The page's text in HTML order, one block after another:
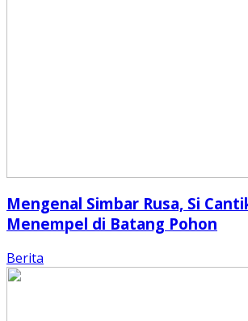
Mengenal Simbar Rusa, Si
Menempel di Batang Pohon
Berita